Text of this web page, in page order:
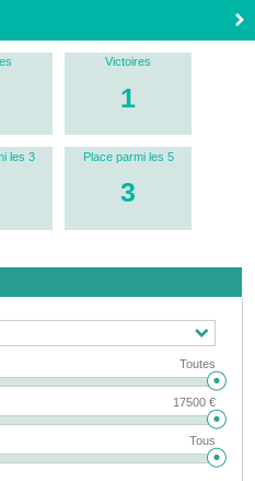
Victoires
1
les 3 Place parmi les 5
3
Toutes
17500 €
Tous